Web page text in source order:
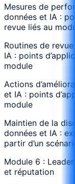
Mesures de
données et IA :
revue liés au
Routines de
IA : points
module
Actions
et IA : points
module
Maintien de la
données et IA :
partir d’un
Module 6 :
et réputation